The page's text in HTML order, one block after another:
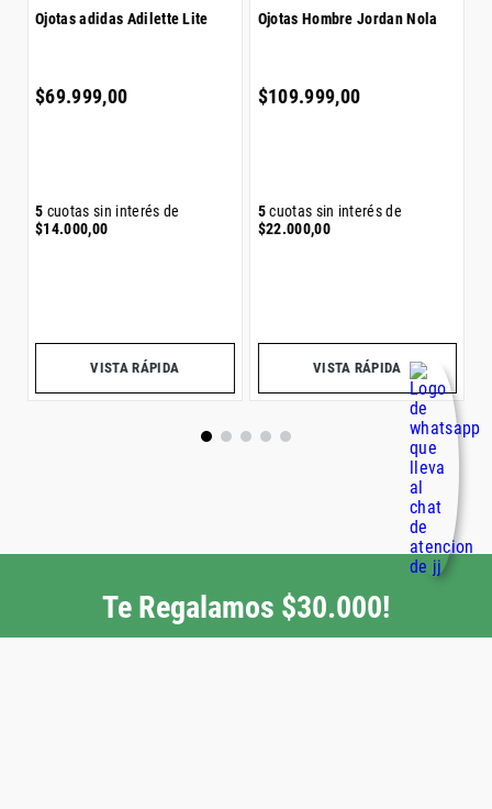
Ojotas adidas Adilette Lite
$69.999,00
5 cuotas sin interés de
$14.000,00
VISTA RÁPIDA
Ojotas Hombre Jordan Nola
$109.999,00
5cuotas sin interés de
$22.000,00
VISTA RÁPIDA
Te Regalamos $30.000!